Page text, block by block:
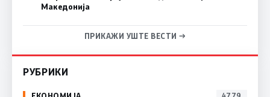
Македонија
ПРИКАЖИ УШТЕ ВЕСТИ →
РУБРИКИ